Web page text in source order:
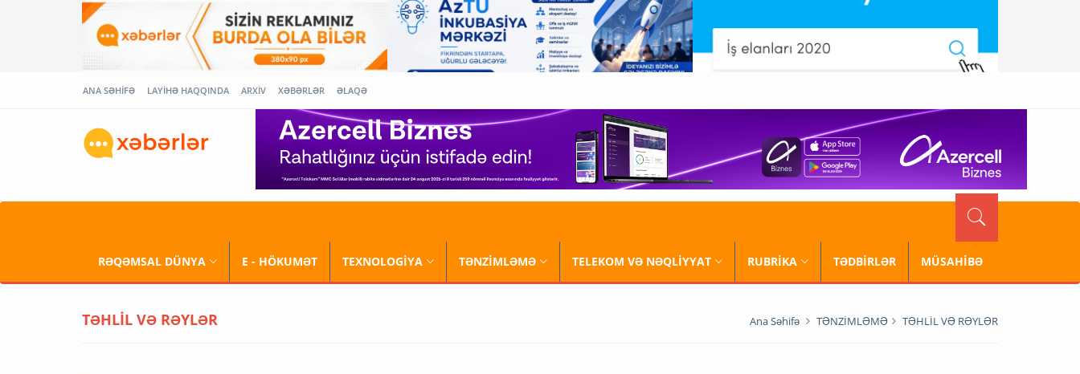
ANA SƏHİFƏ LAYİHƏ HAQQINDA ARXİV XƏBƏRLƏR ƏLAQƏ
RƏQƏMSAL DÜNYA E - HÖKUMƏT TEXNOLOGİYA TƏNZİMLƏMƏ TELEKOM VƏ NƏQLİYYAT RUBRİKA TƏDBİRLƏR MÜSAHİBƏ
TƏHLİL VƏ RƏYLƏR Ana Səhifə TƏNZİMLƏMƏ TƏHLİL VƏ RƏYLƏR